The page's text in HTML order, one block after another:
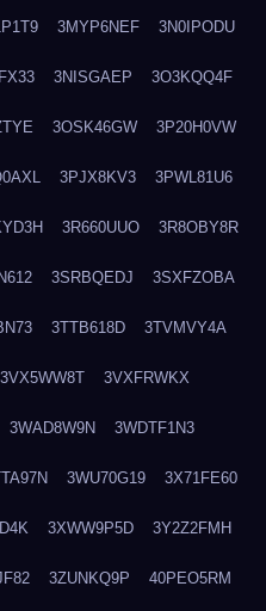
3MYP6NEF 3N0IPODU
3NISGAEP 3O3KQQ4F
3OSK46GW 3P20H0VW
3PJX8KV3 3PWL81U6
3R660UUO 3R8OBY8R
3SRBQEDJ 3SXFZOBA
3TTB618D 3TVMVY4A
3VX5WW8T 3VXFRWKX
3WAD8W9N 3WDTF1N3
3WU70G19 3X71FE60
3XWW9P5D 3Y2Z2FMH
3ZUNKQ9P 40PEO5RM